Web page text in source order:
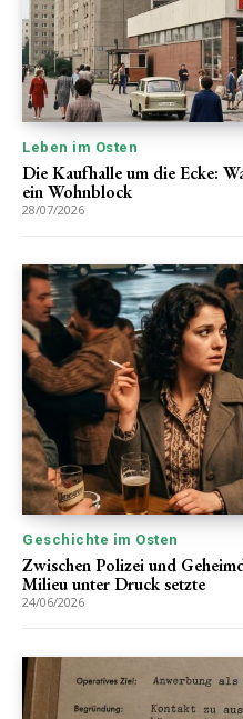
Leben im Osten
Die Kaufhalle um die Ecke:
ein Wohnblock
28/07/2026
Geschichte im Osten
Zwischen Polizei und
Milieu unter Druck setzte
24/06/2026